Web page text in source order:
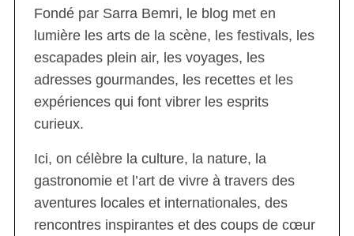
Fondé par Sarra Bemri, le blog met en
lumière les arts de la scène, les festivals, les
escapades plein air, les voyages, les
adresses gourmandes, les recettes et les
expériences qui font vibrer les esprits
curieux.
Ici, on célèbre la culture, la nature, la
gastronomie et l’art de vivre à travers des
aventures locales et internationales, des
rencontres inspirantes et des coups de cœur